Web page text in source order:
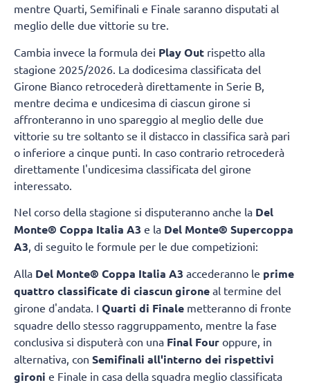
mentre Quarti, Semifinali e Finale saranno disputati al
meglio delle due vittorie su tre.
Cambia invece la formula dei Play Out rispetto alla
stagione 2025/2026. La dodicesima classificata del
Girone Bianco retrocederà direttamente in Serie B,
mentre decima e undicesima di ciascun girone si
affronteranno in uno spareggio al meglio delle due
vittorie su tre soltanto se il distacco in classifica sarà pari
o inferiore a cinque punti. In caso contrario retrocederà
direttamente l'undicesima classificata del girone
interessato.
Nel corso della stagione si disputeranno anche la Del
Monte® Coppa Italia A3 e la Del Monte® Supercoppa
A3 , di seguito le formule per le due competizioni:
Alla Del Monte® Coppa Italia A3 accederanno le prime
quattro classificate di ciascun girone al termine del
girone d'andata. I Quarti di Finale metteranno di fronte
squadre dello stesso raggruppamento, mentre la fase
conclusiva si disputerà con una Final Four oppure, in
alternativa, con Semifinali all'interno dei rispettivi
gironi e Finale in casa della squadra meglio classificata